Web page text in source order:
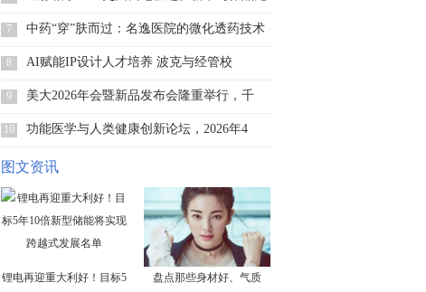
面
7 中药“穿”肤而过：名逸医院的微化透药技术
8 AI赋能IP设计人才培养 波克与经管校
9 美大2026年会暨新品发布会隆重举行，千
10 功能医学与人类健康创新论坛，2026年4
图文资讯
锂电再迎重大利好！目标5
盘点那些身材好、气质